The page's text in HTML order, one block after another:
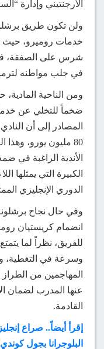
الأرجنتيني وإدارة
ولن تكون طريق
خدمات روميرو، حيث
شرس على الصفقة،
في جلب مواطنه
ومن الناحية المادية،
ضخماً للتخلي عن
المصادر إلى أن
80 مليون يورو،
الأندية الراغبة في
الكبيرة التي يمثلها
الدوري الإنجليزي
وفي حال نجاح
انضمام كريستيان
للفريق، نظراً لما
وسرعة في التغطية،
المهاجمين من
عنها المدرب لضمان
القادمة.
إقرأ أيضاً.. صراع
البلوجرانا بجول